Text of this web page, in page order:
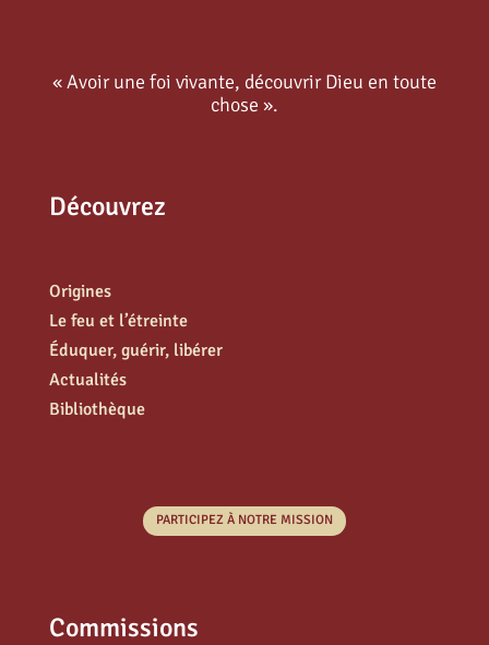
« Avoir une foi vivante, découvrir Dieu en toute
chose ».
Découvrez
Origines
Le feu et l’étreinte
Éduquer, guérir, libérer
Actualités
Bibliothèque
PARTICIPEZ À NOTRE MISSION
Commissions